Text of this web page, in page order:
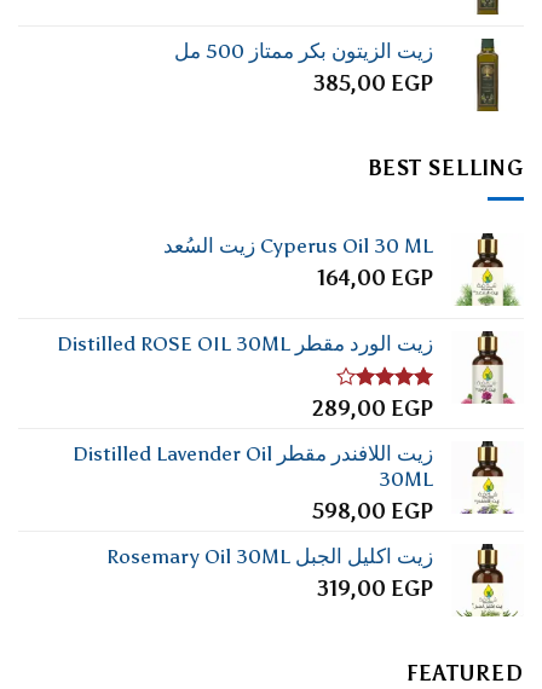
زيت الزيتون بكر ممتاز 500 مل
385,00 EGP
BEST SELLING
Cyperus Oil 30 ML زيت السُعد
164,00 EGP
زيت الورد مقطر Distilled ROSE OIL 30ML
تم
من
5
289,00 EGP
زيت اللافندر مقطر Distilled Lavender Oil
30ML
598,00 EGP
زيت اكليل الجبل Rosemary Oil 30ML
319,00 EGP
FEATURED